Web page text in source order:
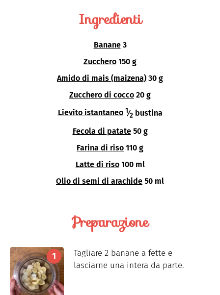
Ingredienti
Banane 3
Zucchero 150 g
Amido di mais (maizena) 30 g
Zucchero di cocco 20 g
Lievito istantaneo 1⁄2bustina
Fecola di patate 50 g
Farina di riso 110 g
Latte di riso 100 ml
Olio di semi di arachide 50 ml
Preparazione
Tagliare 2 banane a fette e
lasciarne una intera da parte.